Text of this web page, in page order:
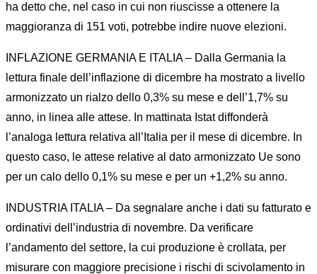
ha detto che, nel caso in cui non riuscisse a ottenere la
maggioranza di 151 voti, potrebbe indire nuove elezioni.
INFLAZIONE GERMANIA E ITALIA – Dalla Germania la
lettura finale dell’inflazione di dicembre ha mostrato a livello
armonizzato un rialzo dello 0,3% su mese e dell’1,7% su
anno, in linea alle attese. In mattinata Istat diffonderà
l’analoga lettura relativa all’Italia per il mese di dicembre. In
questo caso, le attese relative al dato armonizzato Ue sono
per un calo dello 0,1% su mese e per un +1,2% su anno.
INDUSTRIA ITALIA – Da segnalare anche i dati su fatturato e
ordinativi dell’industria di novembre. Da verificare
l’andamento del settore, la cui produzione è crollata, per
misurare con maggiore precisione i rischi di scivolamento in